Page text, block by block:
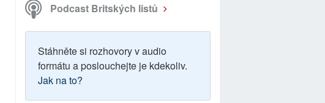
Podcast Britských listů
Stáhněte si rozhovory v audio
formátu a poslouchejte je kdekoliv.
Jak na to?